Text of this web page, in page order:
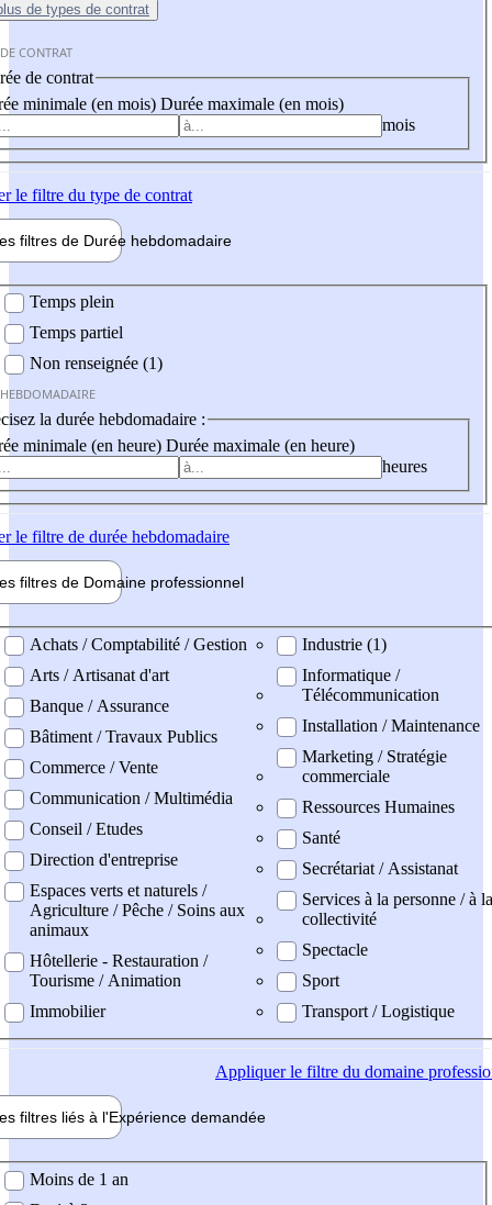
de types de contrat
CONTRAT
de contrat
minimale (en mois) Durée maximale (en mois)
mois
le filtre du type de contrat
filtres de Durée hebdomadaire
Temps plein
Temps partiel
Non renseignée (1)
la durée hebdomadaire :
minimale (en heure) Durée maximale (en heure)
heures
le filtre de durée hebdomadaire
filtres de Domaine professionnel
professionel
Achats / Comptabilité / Gestion
Arts / Artisanat d'art
Banque / Assurance
Bâtiment / Travaux Publics
Commerce / Vente
Communication / Multimédia
Conseil / Etudes
Direction d'entreprise
Espaces verts et naturels /
Agriculture / Pêche / Soins aux
animaux
Hôtellerie - Restauration /
Tourisme / Animation
Immobilier
Industrie (1)
Informatique /
Télécommunication
Installation / Maintenance
Marketing / Stratégie
commerciale
Ressources Humaines
Santé
Secrétariat / Assistanat
Services à la personne / à la
collectivité
Spectacle
Sport
Transport / Logistique
Appliquerle filtre du domaine
filtres liés à l'Expérience demandée
demandée
Moins de 1 an